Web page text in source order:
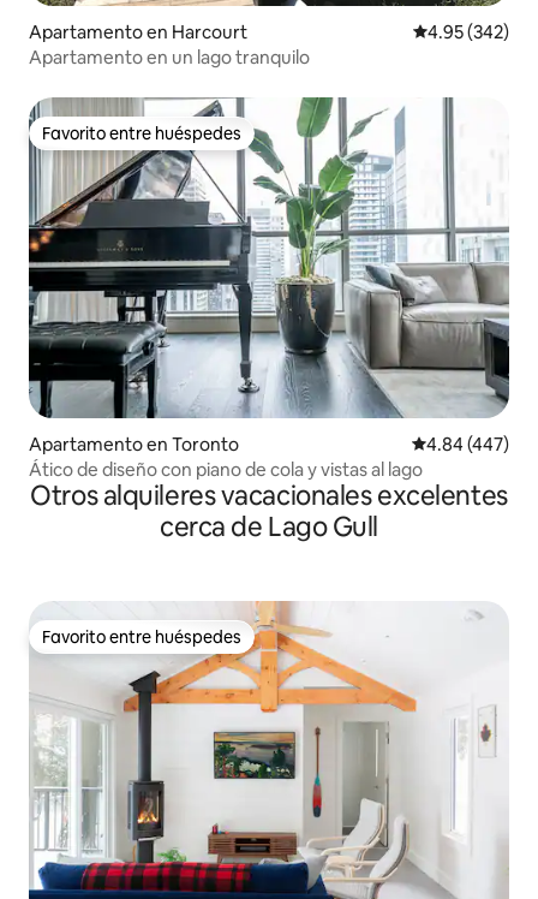
Apartamento en Harcourt Calificación
4.95 (342)
Apartamento en un lago tranquilo
Favorito entre huéspedes
Favorito entre huéspedes
Apartamento en Toronto Calificación
4.84 (447)
Ático de diseño con piano de cola y vistas al lago
Otros alquileres vacacionales excelentes
cerca de Lago Gull
Favorito entre huéspedes
Favorito entre huéspedes